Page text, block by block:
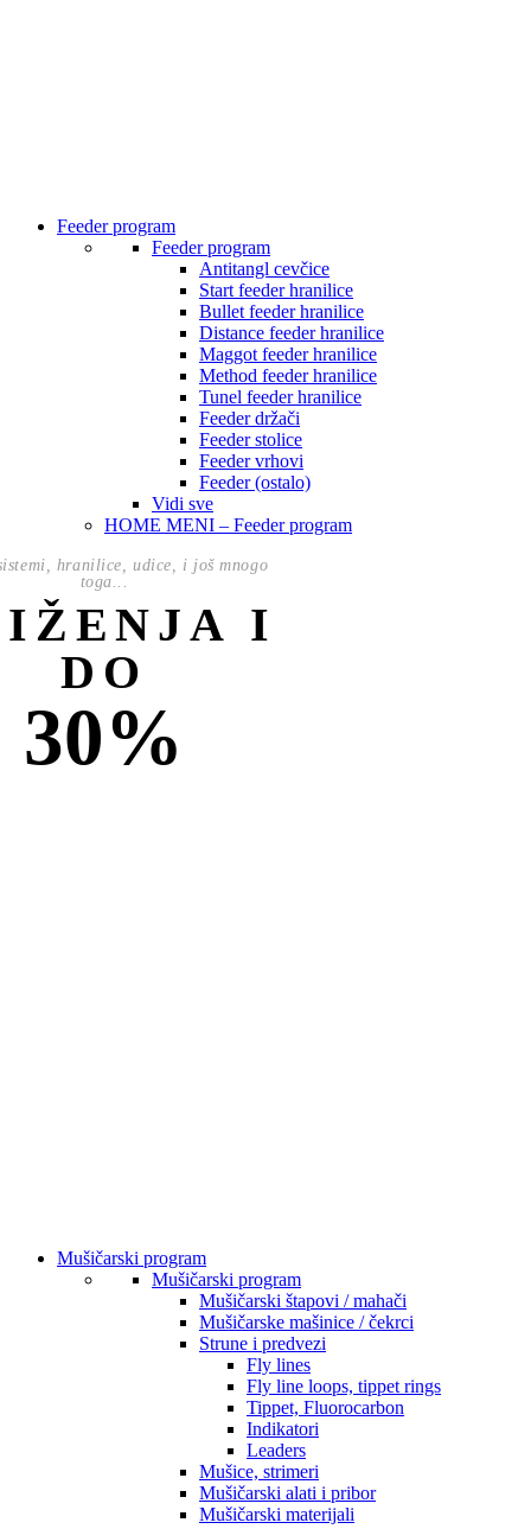
Feeder program
Feeder program
Antitangl cevčice
Start feeder hranilice
Bullet feeder hranilice
Distance feeder hranilice
Maggot feeder hranilice
Method feeder hranilice
Tunel feeder hranilice
Feeder držači
Feeder stolice
Feeder vrhovi
Feeder (ostalo)
Vidi sve
HOME MENI – Feeder program
hranilice, udice, i još mnogo
toga...
I
DO
30%
Mušičarski program
Mušičarski program
Mušičarski štapovi / mahači
Mušičarske mašinice / čekrci
Strune i predvezi
Fly lines
Fly line loops, tippet rings
Tippet, Fluorocarbon
Indikatori
Leaders
Mušice, strimeri
Mušičarski alati i pribor
Mušičarski materijali